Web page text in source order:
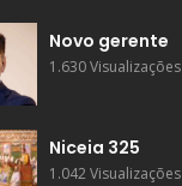
Novo gerente
1.630 Visualizações
Niceia 325
1.042 Visualizações